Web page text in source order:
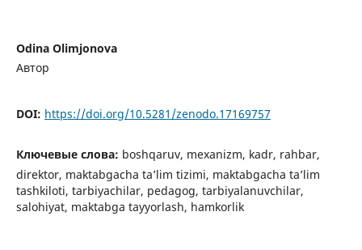
Odina Olimjonova
Автор
DOI: https://doi.org/10.5281/zenodo.17169757
Ключевые слова: boshqaruv, mexanizm, kadr, rahbar,
direktor, maktabgacha ta’lim tizimi, maktabgacha ta’lim
tashkiloti, tarbiyachilar, pedagog, tarbiyalanuvchilar,
salohiyat, maktabga tayyorlash, hamkorlik